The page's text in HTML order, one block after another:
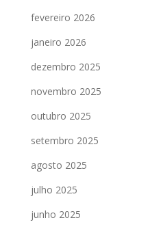
fevereiro 2026
janeiro 2026
dezembro 2025
novembro 2025
outubro 2025
setembro 2025
agosto 2025
julho 2025
junho 2025